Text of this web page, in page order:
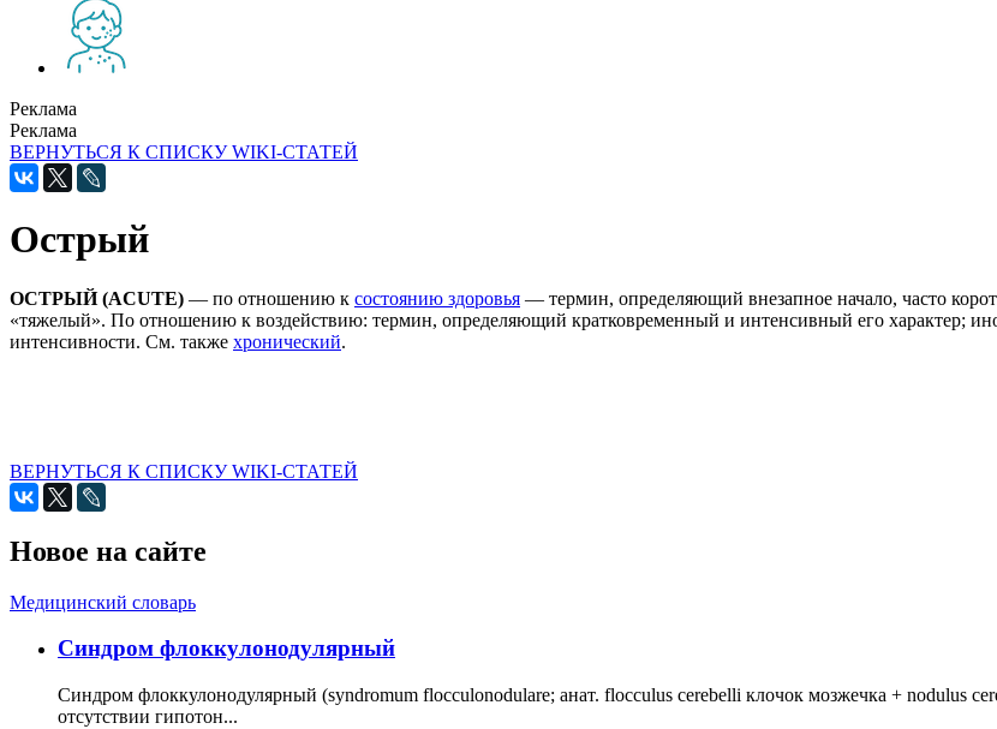
Реклама
Реклама
ВЕРНУТЬСЯ К СПИСКУ WIKI-СТАТЕЙ
Острый
ОСТРЫЙ (ACUTE) — по отношению к состоянию здоровья — термин, определяющий внезапное начало, часто
«тяжелый». По отношению к воздействию: термин, определяющий кратковременный и интенсивный его характер;
интенсивности. См. также хронический.
ВЕРНУТЬСЯ К СПИСКУ WIKI-СТАТЕЙ
Новое на сайте
Медицинский словарь
Cиндром флоккулонодулярный
Синдром флоккулонодулярный (syndromum flocculonodulare; анат. flocculus cerebelli клочок мозжечка + nodulus
отсутствии гипотон...